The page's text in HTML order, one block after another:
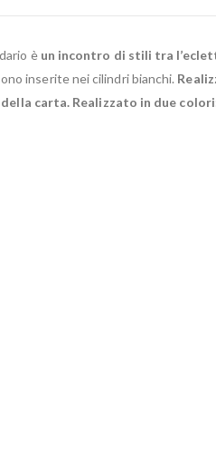
è un incontro di stili tra
inserite nei cilindri bianchi.
carta. Realizzato in due